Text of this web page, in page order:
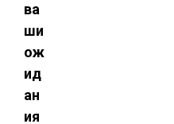
ва
ши
ож
ид
ан
ия